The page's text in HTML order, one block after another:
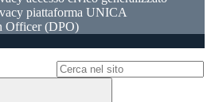
piattaforma UNICA
Officer (DPO)